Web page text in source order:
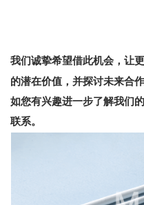
我们诚挚希望借此机会，让
的潜在价值，并探讨未来合作
如您有兴趣进一步了解我们
联系。